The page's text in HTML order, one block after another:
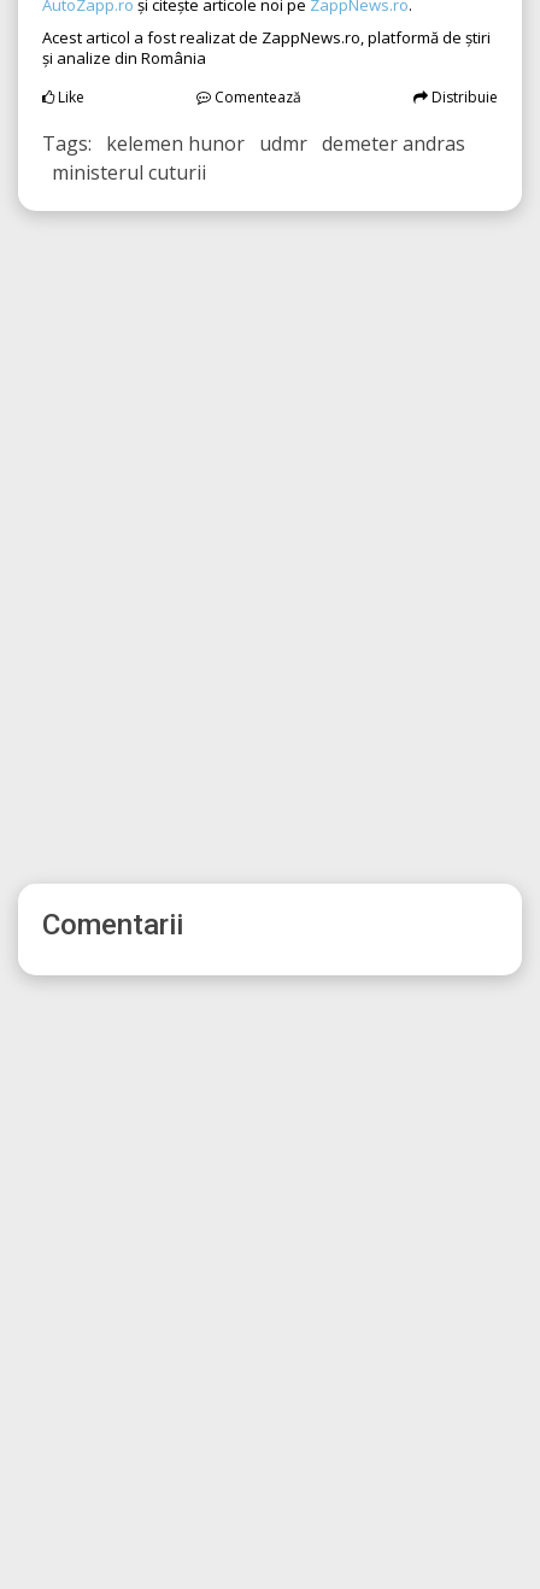
AutoZapp.ro și citește articole noi pe ZappNews.ro.
Acest articol a fost realizat de ZappNews.ro, platformă de știri
și analize din România
Like Comentează Distribuie
Tags: kelemen hunor udmr demeter andras
ministerul cuturii
Comentarii